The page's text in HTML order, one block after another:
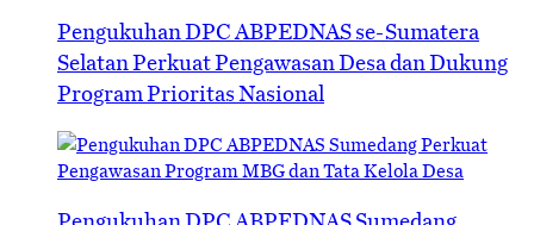
Pengukuhan DPC ABPEDNAS se-Sumatera
Selatan Perkuat Pengawasan Desa dan Dukung
Program Prioritas Nasional